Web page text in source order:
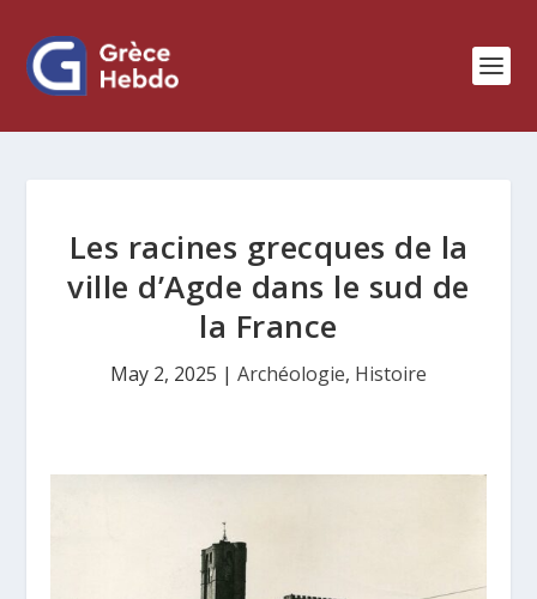
Les racines grecques de la
ville d’Agde dans le sud de
la France
May 2, 2025 | Archéologie, Histoire